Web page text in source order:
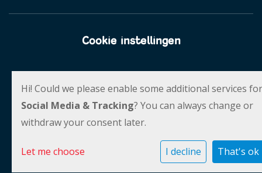
Cookie instellingen
Powered by
Hi! Could we please enable some additional services for
Social Media & Tracking? You can always change or
withdraw your consent later.
Let me choose I decline That's ok